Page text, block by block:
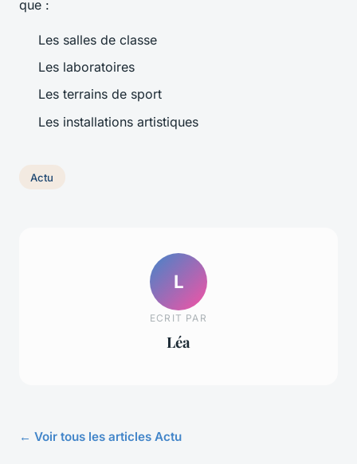
que :
Les salles de classe
Les laboratoires
Les terrains de sport
Les installations artistiques
Actu
L
ECRIT PAR
Léa
← Voir tous les articles Actu